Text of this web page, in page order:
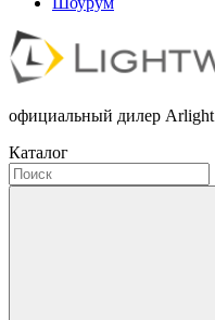
официальный дилер Arlight
Каталог